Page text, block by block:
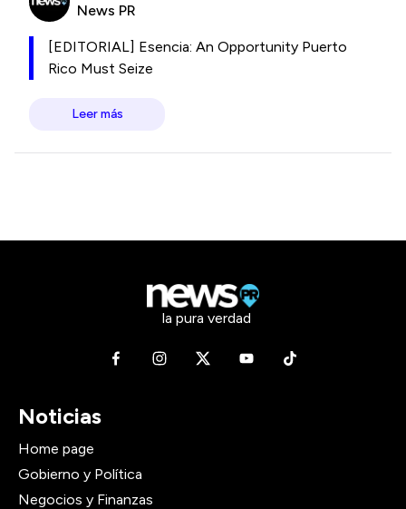
News PR
[EDITORIAL] Esencia: An Opportunity Puerto
Rico Must Seize
Leer más
la pura verdad
Noticias
Home page
Gobierno y Política
Negocios y Finanzas